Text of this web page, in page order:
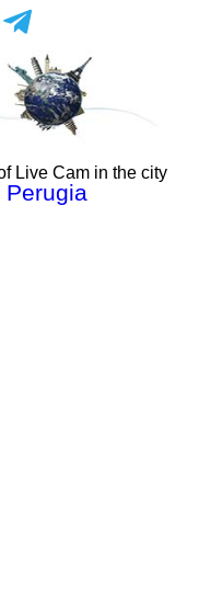
Live Cam in the city
Perugia